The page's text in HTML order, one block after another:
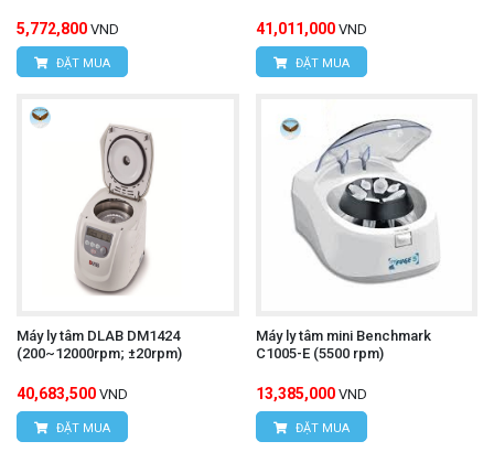
5,772,800 VND
ĐẶT MUA
41,011,000 VND
ĐẶT MUA
Máy ly tâm DLAB DM1424
(200~12000rpm; ±20rpm)
40,683,500 VND
ĐẶT MUA
Máy ly tâm mini Benchmark
C1005-E (5500 rpm)
13,385,000 VND
ĐẶT MUA